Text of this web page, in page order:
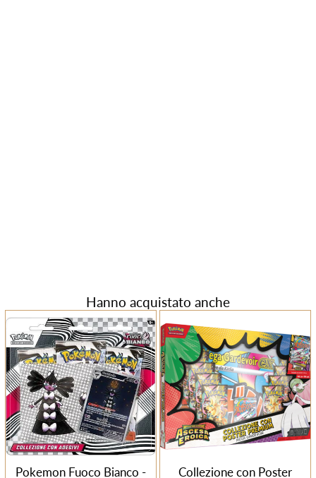
Hanno acquistato anche
Pokemon Fuoco Bianco -
Collezione con Poster